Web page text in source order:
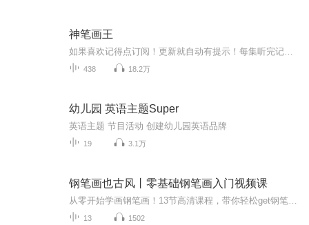
神笔画王
438 18.2万
幼儿园 英语主题Super
英语主题 节目活动 创建幼儿园英语品牌
19 3.1万
钢笔画也古风丨零基础钢笔画入门视频课
13 1502